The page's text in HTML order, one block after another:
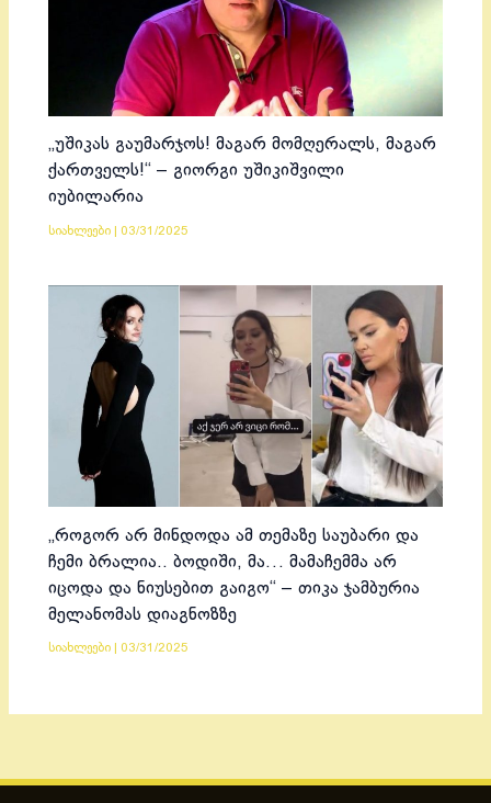
„უშიკას გაუმარჯოს! მაგარ მომღერალს, მაგარ
ქართველს!“ – გიორგი უშიკიშვილი
იუბილარია
სიახლეები 03/31/2025
„როგორ არ მინდოდა ამ თემაზე საუბარი და
ჩემი ბრალია.. ბოდიში, მა… მამაჩემმა არ
იცოდა და ნიუსებით გაიგო“ – თიკა ჯამბურია
მელანომას დიაგნოზზე
სიახლეები 03/31/2025